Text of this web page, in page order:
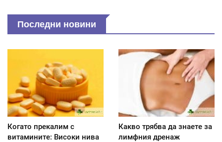
Последни новини
Когато прекалим с
витамините: Високи нива
Какво трябва да знаете за
лимфния дренаж